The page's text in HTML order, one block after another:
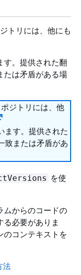
トリには、他にも
す。提供された翻
たは矛盾がある場
ジトリには、他
ます。提供された
致または矛盾があ
を使
ムからのコードの
必要がありま
のコンテキストを
法